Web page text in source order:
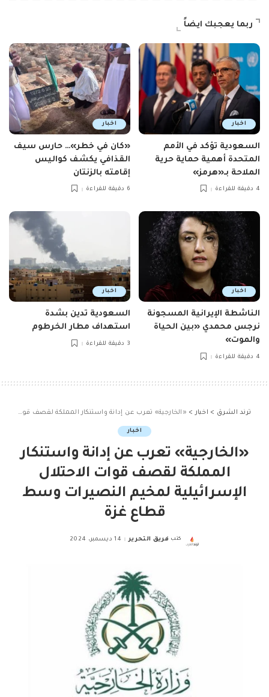
ربما يعجبك ايضاً
اخبار
السعودية تؤكد في الأمم
المتحدة أهمية حماية حرية
الملاحة بـ«هرمز»
4 دقيقة للقراءة
اخبار
«كان في خطر»… حارس سيف
القذافي يكشف كواليس
إقامته بالزنتان
6 دقيقة للقراءة
اخبار
الناشطة الإيرانية المسجونة
نرجس محمدي «بين الحياة
والموت»
4 دقيقة للقراءة
اخبار
السعودية تدين بشدة
استهداف مطار الخرطوم
3 دقيقة للقراءة
ترند الشرق > اخبار > «الخارجية» تعرب عن إدانة واستنكار المملكة لقصف قوات الاحتلال الإسرائيلية لمخيم النصيرات وسط قطاع غزة
اخبار
«الخارجية» تعرب عن إدانة واستنكار
المملكة لقصف قوات الاحتلال
الإسرائيلية لمخيم النصيرات وسط
قطاع غزة
Posted
كتب فريق التحرير 14 ديسمبر، 2024